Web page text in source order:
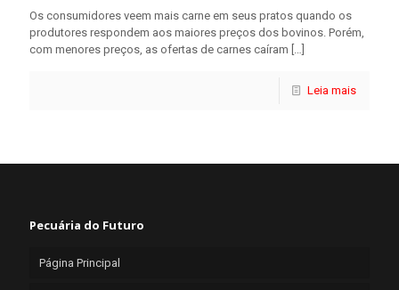
Os consumidores veem mais carne em seus pratos quando os
produtores respondem aos maiores preços dos bovinos. Porém,
com menores preços, as ofertas de carnes caíram […]
Leia mais
Pecuária do Futuro
Página Principal